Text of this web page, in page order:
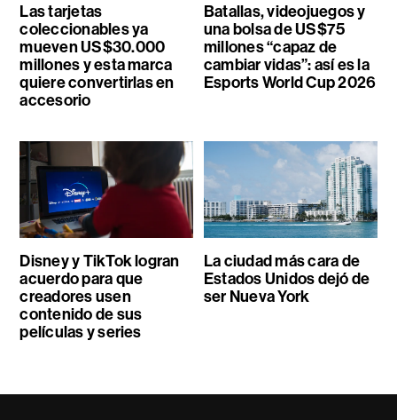
Las tarjetas
coleccionables ya
mueven US$30.000
millones y esta marca
quiere convertirlas en
accesorio
Batallas, videojuegos y
una bolsa de US$75
millones “capaz de
cambiar vidas”: así es la
Esports World Cup 2026
Disney y TikTok logran
acuerdo para que
creadores usen
contenido de sus
películas y series
La ciudad más cara de
Estados Unidos dejó de
ser Nueva York